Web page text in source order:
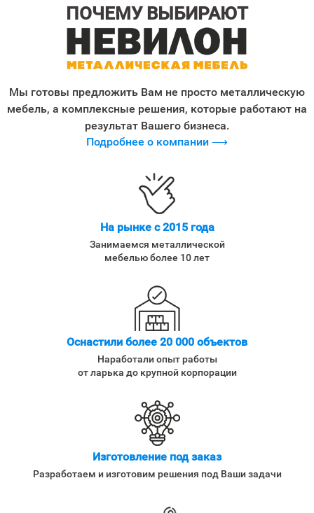
ПОЧЕМУ ВЫБИРАЮТ
Мы готовы предложить Вам не просто металлическую
мебель, а комплексные решения, которые работают на
результат Вашего бизнеса.
Подробнее о компании ⟶
На рынке с 2015 года
Занимаемся металлической
мебелью более 10 лет
Оснастили более 20 000 объектов
Наработали опыт работы
от ларька до крупной корпорации
Изготовление под заказ
Разработаем и изготовим решения под Ваши задачи